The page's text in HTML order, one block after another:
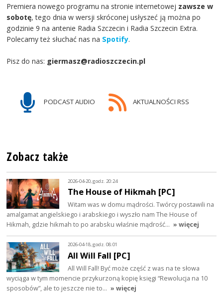
Premiera nowego programu na stronie internetowej zawsze w
sobotę, tego dnia w wersji skróconej usłyszeć ją można po
godzinie 9 na antenie Radia Szczecin i Radia Szczecin Extra.
Polecamy też słuchać nas na Spotify.
Pisz do nas: giermasz@radioszczecin.pl
PODCAST AUDIO AKTUALNOŚCI RSS
Zobacz także
2026-04-20, godz. 20:24
The House of Hikmah [PC]
Witam was w domu mądrości. Twórcy postawili na
amalgamat angielskiego i arabskiego i wyszło nam The House of
Hikmah, gdzie hikmah to po arabsku właśnie mądrość… » więcej
2026-04-18, godz. 08:01
All Will Fall [PC]
All Will Fall! Być może część z was na te słowa
wyciąga w tym momencie przykurzoną kopię księgi “Rewolucja na 10
sposobów”, ale to jeszcze nie to… » więcej